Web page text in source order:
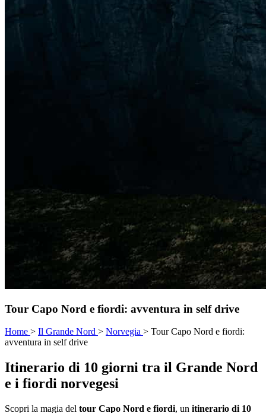
Tour Capo Nord e fiordi: avventura in self drive
Home > Il Grande Nord > Norvegia > Tour Capo Nord e fiordi:
avventura in self drive
Itinerario di 10 giorni tra il Grande Nord
e i fiordi norvegesi
Scopri la magia del tour Capo Nord e fiordi, un itinerario di 10